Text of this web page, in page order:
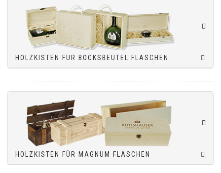
HOLZKISTEN FÜR BOCKSBEUTEL FLASCHEN
HOLZKISTEN FÜR MAGNUM FLASCHEN